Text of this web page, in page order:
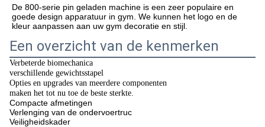
De 800-serie pin geladen machine is een zeer populaire en
goede design apparatuur in gym. We kunnen het logo en de
kleur aanpassen aan uw gym decoratie en stijl.
Een overzicht van de kenmerken
Verbeterde biomechanica
verschillende gewichtsstapel
Opties en upgrades van meerdere componenten
maken het tot nu toe de beste sterkte.
Compacte afmetingen
Verlenging van de ondervoertruc
Veiligheidskader